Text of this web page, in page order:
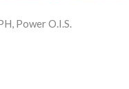
Power O.I.S.